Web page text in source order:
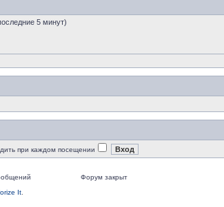
5 минут)
при каждом посещении
Форум закрыт
It.